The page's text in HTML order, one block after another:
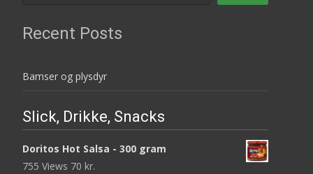
Recent Posts
Bamser og plysdyr
Slick, Drikke, Snacks
Doritos Hot Salsa - 300 gram
755 Views 70 kr.